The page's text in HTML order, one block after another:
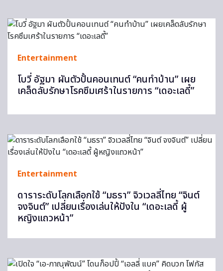
Entertainment
โบวี่ อัฐมา ผันตัวปั้นคอนเทนต์ “คนทำบ้าน” เผย
เคล็ดลับรักษาโรคซึมเศร้าในรายการ “เดอะเลดี้”
Entertainment
ดาราระดับโลกเลือกใช้ “มธรา” จิวเวลลี่ไทย “จินต์
จงจินต์” เปลี่ยนเรื่องเล่นให้ปังใน “เดอะเลดี้ ผู้
หญิงแถวหน้า”